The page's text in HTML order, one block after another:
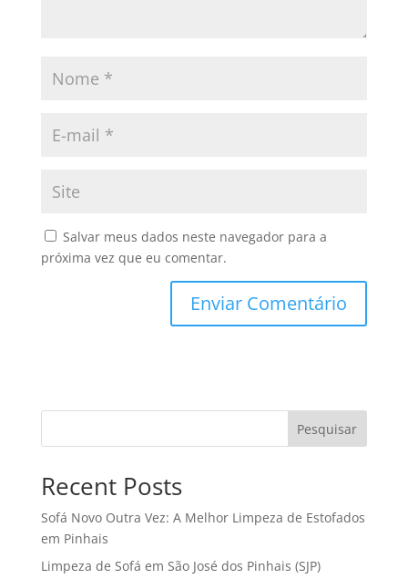
Salvar meus dados neste navegador para a
próxima vez que eu comentar.
Pesquisar
Recent Posts
Sofá Novo Outra Vez: A Melhor Limpeza de Estofados
em Pinhais
Limpeza de Sofá em São José dos Pinhais (SJP)